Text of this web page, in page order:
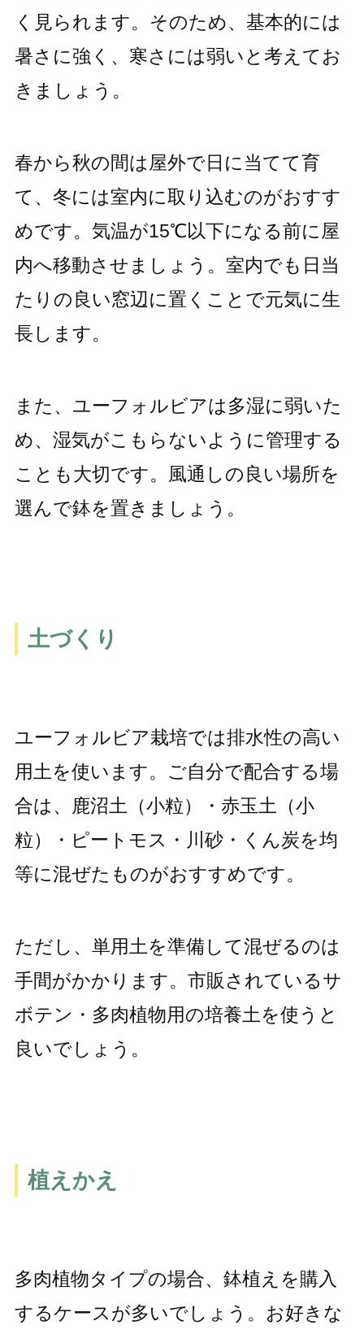
く見られます。そのため、基本的には
暑さに強く、寒さには弱いと考えてお
きましょう。
春から秋の間は屋外で日に当てて育
て、冬には室内に取り込むのがおすす
めです。気温が15℃以下になる前に屋
内へ移動させましょう。室内でも日当
たりの良い窓辺に置くことで元気に生
長します。
また、ユーフォルビアは多湿に弱いた
め、湿気がこもらないように管理する
ことも大切です。風通しの良い場所を
選んで鉢を置きましょう。
土づくり
ユーフォルビア栽培では排水性の高い
用土を使います。ご自分で配合する場
合は、鹿沼土（小粒）・赤玉土（小
粒）・ピートモス・川砂・くん炭を均
等に混ぜたものがおすすめです。
ただし、単用土を準備して混ぜるのは
手間がかかります。市販されているサ
ボテン・多肉植物用の培養土を使うと
良いでしょう。
植えかえ
多肉植物タイプの場合、鉢植えを購入
するケースが多いでしょう。お好きな